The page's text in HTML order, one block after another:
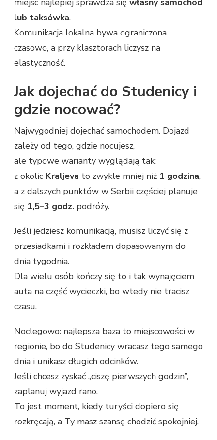
miejsc najlepiej sprawdza się własny samochód
lub taksówka.
Komunikacja lokalna bywa ograniczona
czasowo, a przy klasztorach liczysz na
elastyczność.
Jak dojechać do Studenicy i
gdzie nocować?
Najwygodniej dojechać samochodem. Dojazd
zależy od tego, gdzie nocujesz,
ale typowe warianty wyglądają tak:
z okolic Kraljeva to zwykle mniej niż 1 godzina,
a z dalszych punktów w Serbii częściej planuje
się 1,5–3 godz. podróży.
Jeśli jedziesz komunikacją, musisz liczyć się z
przesiadkami i rozkładem dopasowanym do
dnia tygodnia.
Dla wielu osób kończy się to i tak wynajęciem
auta na część wycieczki, bo wtedy nie tracisz
czasu.
Noclegowo: najlepsza baza to miejscowości w
regionie, bo do Studenicy wracasz tego samego
dnia i unikasz długich odcinków.
Jeśli chcesz zyskać „ciszę pierwszych godzin”,
zaplanuj wyjazd rano.
To jest moment, kiedy turyści dopiero się
rozkręcają, a Ty masz szansę chodzić spokojniej.